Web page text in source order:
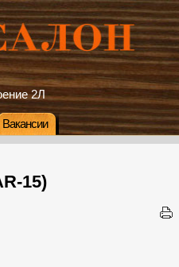
2Л
Вакансии
15)